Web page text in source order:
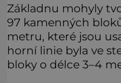
Základnu mohyly
97 kamenných
metru, které jsou
horní linie byla ve
bloky o délce 3–4